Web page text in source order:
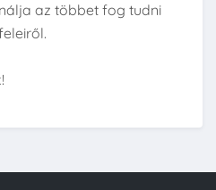
az többet fog tudni